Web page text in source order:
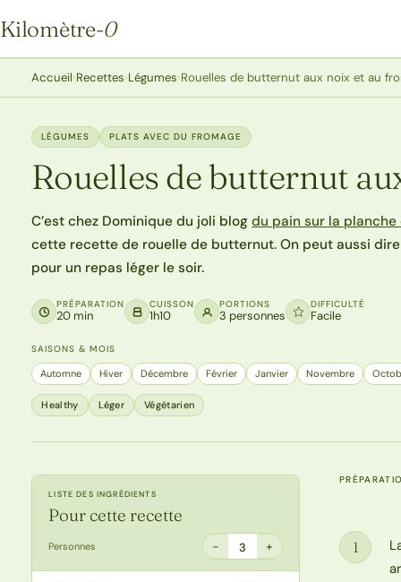
Kilomètre-0
Kilomètre-0
Accueil›Recettes›Légumes›Rouelles de butternut aux noix et au
LÉGUMES PLATS AVEC DU FROMAGE
Rouelles de butternut
C’est chez Dominique du joli blogdu pain sur la
cette recette de rouelle de butternut. On peut aussi dire
pour un repas léger le soir.
PRÉPARATION
20 min
CUISSON
1h10
PORTIONS
3 personnes
DIFFICULTÉ
Facile
SAISONS & MOIS
Automne Hiver Décembre Février Janvier Novembre
Healthy Léger Végétarien
LISTE DES INGRÉDIENTS
Pour cette recette
Personnes − 3 +
Étape
1